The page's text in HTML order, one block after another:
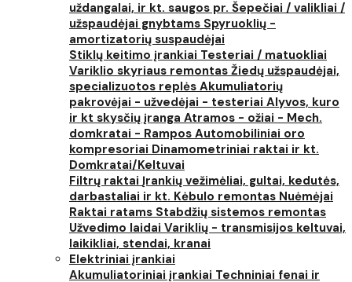
uždangalai, ir kt. saugos pr. Šepečiai / valikliai /
užspaudėjai gnybtams Spyruoklių -
amortizatorių suspaudėjai
Stiklų keitimo įrankiai Testeriai / matuokliai
Variklio skyriaus remontas Žiedų užspaudėjai,
specializuotos replės Akumuliatorių
pakrovėjai - užvedėjai - testeriai Alyvos, kuro
ir kt skysčių įranga Atramos - ožiai - Mech.
domkratai - Rampos Automobiliniai oro
kompresoriai Dinamometriniai raktai ir kt.
Domkratai/Keltuvai
Filtrų raktai Įrankių vežimėliai, gultai, kedutės,
darbastaliai ir kt. Kėbulo remontas Nuėmėjai
Raktai ratams Stabdžių sistemos remontas
Užvedimo laidai Variklių - transmisijos keltuvai,
laikikliai, stendai, kranai
Elektriniai įrankiai
Akumuliatoriniai įrankiai Techniniai fenai ir